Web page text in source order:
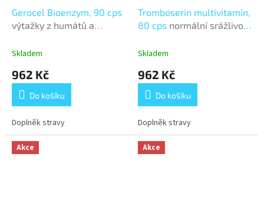
Gerocel Bioenzym, 90 cps
výtažky z humátů a
Skladem
962 Kč
Do košíku
Doplněk stravy
Tromboserin multivitamín,
80 cps normální srážlivost
Skladem
962 Kč
Do košíku
Doplněk stravy
Akce Akce